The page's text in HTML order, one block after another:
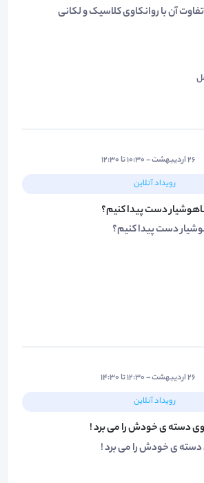
تفاوت آن با روانکاوی کلاسیک و لکانی
۲۶ اردیبهشت - ۱۰:۳۰ تا ۱۲:۳۰
رویداد آنلاین
دست پیدا کنیم؟
۲۶ اردیبهشت - ۱۲:۳۰ تا ۱۴:۳۰
رویداد آنلاین
دسته ی خودش را می برد !